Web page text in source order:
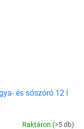
és sószóró 12 l
Raktáron (>5 db)